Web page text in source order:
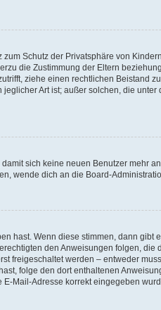
Schutz der Privatsphäre von
die Zustimmung der Eltern
ziehe einen rechtlichen Beistand
Art ist; außer solchen, die
sich keine neuen Benutzer mehr
wende dich an die Board-
hast. Wenn diese stimmen, dann gibt
den Anweisungen folgen,
freigeschaltet werden – entweder
folge den dort enthaltenen
Mail-Adresse korrekt eingegeben